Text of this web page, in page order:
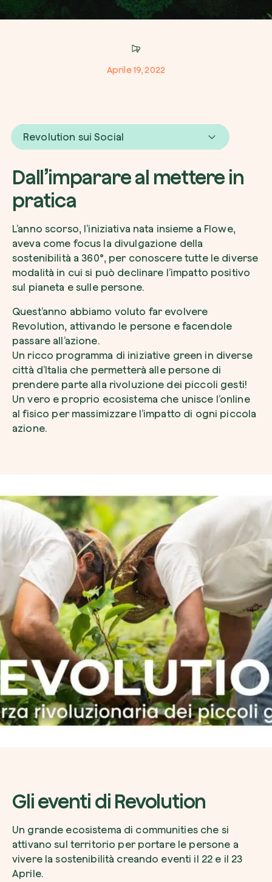
Aprile 19, 2022
Revolution sui Social
Dall’imparare al mettere in
pratica
L’anno scorso, l’iniziativa nata insieme a Flowe,
aveva come focus la divulgazione della
sostenibilità a 360°, per conoscere tutte le diverse
modalità in cui si può declinare l’impatto positivo
sul pianeta e sulle persone.
Quest’anno abbiamo voluto far evolvere
Revolution, attivando le persone e facendole
passare all’azione.
Un ricco programma di iniziative green in diverse
città d’Italia che permetterà alle persone di
prendere parte alla rivoluzione dei piccoli gesti!
Un vero e proprio ecosistema che unisce l’online
al fisico per massimizzare l’impatto di ogni piccola
azione.
Gli eventi di Revolution
Un grande ecosistema di communities che si
attivano sul territorio per portare le persone a
vivere la sostenibilità creando eventi il 22 e il 23
Aprile.
Comincia ora
Pianta un albero
Pianta, adotta o regala un albero. Scegli tra
specie.
Piantalo ora
Esplora la mappa
Guarda i tuoi alberi crescere dallo spazio
tecnologia satellitare.
Inizia a esplorare
Come possiamo aiutarti?*
Come ci hai conosciuto
Voglio ricevere comunicazioni e
da zeroCO2
Accetto l’informativa sullaPrivacydi
Non compilare questo campo
Invia richiesta
Farti un giro sul nostro magazine